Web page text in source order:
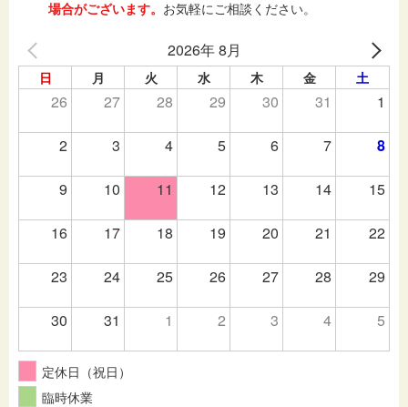
場合がございます。 お気軽にご相談ください。
2026年 8月
日 月 火 水 木 金 土
26 27 28 29 30 31 1
2 3 4 5 6 7 8
9 10 11 12 13 14 15
16 17 18 19 20 21 22
23 24 25 26 27 28 29
30 31 1 2 3 4 5
定休日（祝日）
臨時休業